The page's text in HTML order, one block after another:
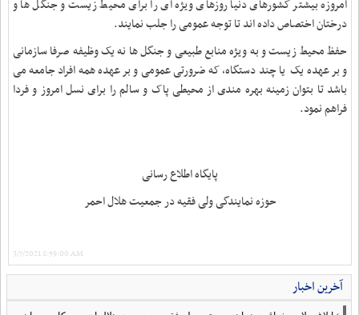
امروزه بیشتر کشورهای دنیا روزهای ویژه ای را برای محیط زیست و جنگل ها و
درختان اختصاص داده اند تا توجه عمومی را جلب نمایند.
حفظ محیط زیست و به ویژه منابع طبیعی و جنگل ها نه یک وظیفه صرفا سازمانی
و بر عهده یک یا چند دستگاه، که ضرورتی عمومی و بر عهده همه افراد جامعه می
باشد تا بتوان زمینه بهره مندی از محیطی پاک و سالم را برای نسل امروز و فردا
فراهم نمود.
پایگاه اطلاع رسانی
حوزه نمایندگی ولی فقیه در جمعیت هلال احمر
3/7/2021 8:59:00 AM
آخرین اخبار